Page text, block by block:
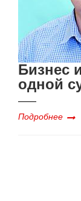
Бизнес
одной
Подробнее